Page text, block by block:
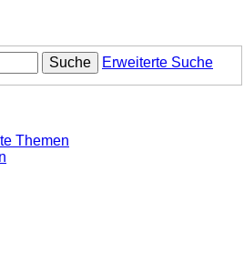
Suche Erweiterte Suche
Themen